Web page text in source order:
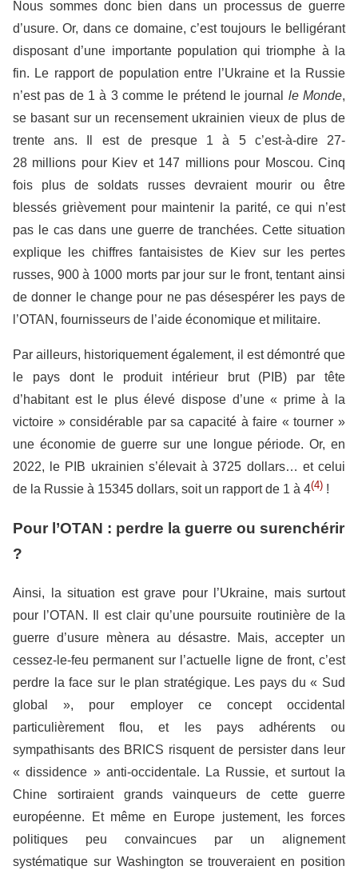
Nous sommes donc bien dans un processus de guerre
d’usure. Or, dans ce domaine, c’est toujours le belligérant
disposant d’une importante population qui triomphe à la
fin. Le rapport de population entre l’Ukraine et la Russie
n’est pas de 1 à 3 comme le prétend le journal le Monde,
se basant sur un recensement ukrainien vieux de plus de
trente ans. Il est de presque 1 à 5 c’est-à-dire 27-
28 millions pour Kiev et 147 millions pour Moscou. Cinq
fois plus de soldats russes devraient mourir ou être
blessés grièvement pour maintenir la parité, ce qui n’est
pas le cas dans une guerre de tranchées. Cette situation
explique les chiffres fantaisistes de Kiev sur les pertes
russes, 900 à 1000 morts par jour sur le front, tentant ainsi
de donner le change pour ne pas désespérer les pays de
l’OTAN, fournisseurs de l’aide économique et militaire.
Par ailleurs, historiquement également, il est démontré que
le pays dont le produit intérieur brut (PIB) par tête
d’habitant est le plus élevé dispose d’une « prime à la
victoire » considérable par sa capacité à faire « tourner »
une économie de guerre sur une longue période. Or, en
2022, le PIB ukrainien s’élevait à 3725 dollars… et celui
de la Russie à 15345 dollars, soit un rapport de 1 à 4(4) !
Pour l’OTAN : perdre la guerre ou surenchérir
?
Ainsi, la situation est grave pour l’Ukraine, mais surtout
pour l’OTAN. Il est clair qu’une poursuite routinière de la
guerre d’usure mènera au désastre. Mais, accepter un
cessez-le-feu permanent sur l’actuelle ligne de front, c’est
perdre la face sur le plan stratégique. Les pays du « Sud
global », pour employer ce concept occidental
particulièrement flou, et les pays adhérents ou
sympathisants des BRICS risquent de persister dans leur
« dissidence » anti-occidentale. La Russie, et surtout la
Chine sortiraient grands vainqueurs de cette guerre
européenne. Et même en Europe justement, les forces
politiques peu convaincues par un alignement
systématique sur Washington se trouveraient en position